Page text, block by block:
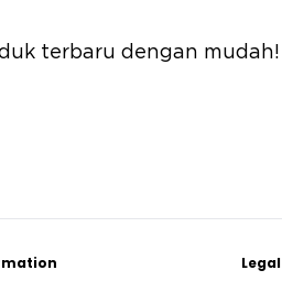
terbaru dengan mudah!
Legal